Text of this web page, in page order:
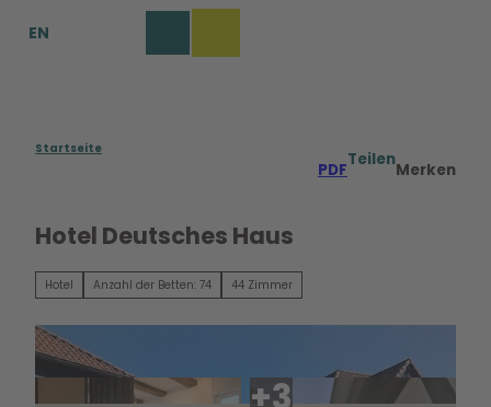
EN
Startseite
PDF
Teilen
Merken
Hotel Deutsches Haus
Hotel Anzahl der Betten: 74 44 Zimmer